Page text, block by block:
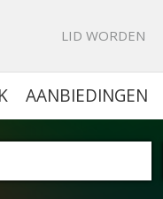
LID WORDEN
AANBIEDINGEN